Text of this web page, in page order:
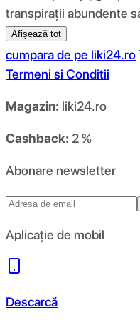
transpirații abundente
Afișează tot
cumpara de pe liki24.ro
Termeni si Conditii
Magazin: liki24.ro
Cashback: 2 %
Abonare newsletter
Aplicație de mobil
Descarcă